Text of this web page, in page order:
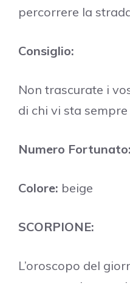
percorrere la
Consiglio:
Non trascurate i
di chi vi sta
Numero Fortunato:
Colore: beige
SCORPIONE:
L’oroscopo del